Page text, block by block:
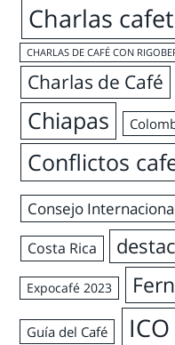
Charlas
CHARLAS DE CAFÉ CON
Charlas de Café
Chiapas
Conflictos
Consejo
Costa Rica
Expocafé 2023
Guía del Café ICO